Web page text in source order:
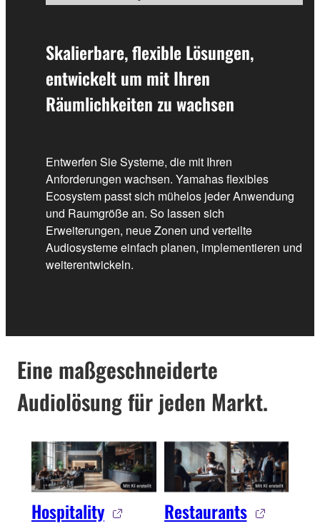
Skalierbare, flexible Lösungen,
entwickelt um mit Ihren
Räumlichkeiten zu wachsen
Entwerfen Sie Systeme, die mit Ihren
Anforderungen wachsen. Yamahas flexibles
Ecosystem passt sich mühelos jeder Anwendung
und Raumgröße an. So lassen sich
Erweiterungen, neue Zonen und verteilte
Audiosysteme einfach planen, implementieren und
weiterentwickeln.
Eine maßgeschneiderte
Audiolösung für jeden Markt.
Hospitality Restaurants